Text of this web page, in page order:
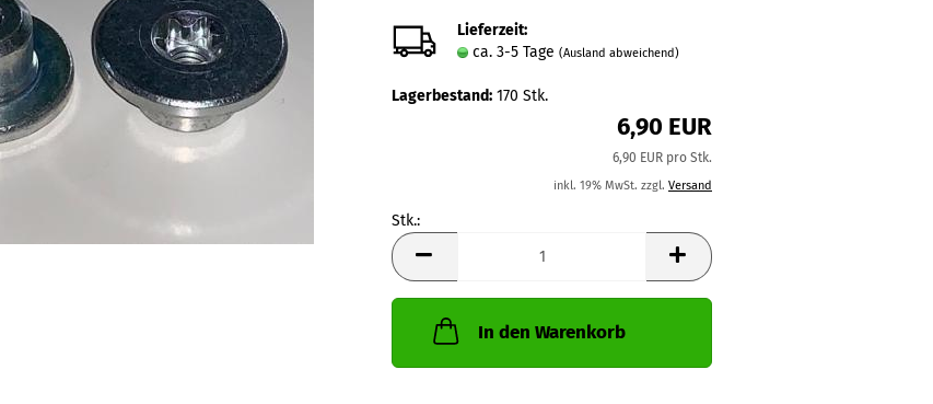
Lieferzeit:
ca. 3-5 Tage (Ausland abweichend)
Lagerbestand: 170 Stk.
6,90 EUR
6,90 EUR pro Stk.
inkl. 19% MwSt. zzgl. Versand
Stk.:
Stk.
In den Warenkorb